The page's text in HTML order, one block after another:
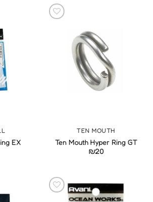
TEN MOUTH
Ten Mouth Hyper Ring GT
₪20
EX